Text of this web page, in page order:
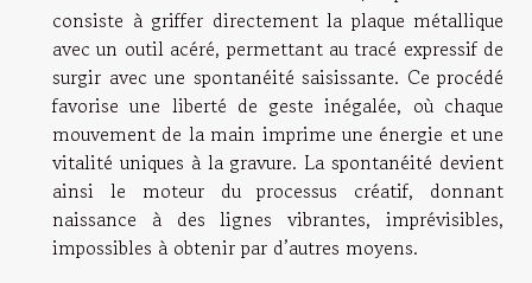
consiste à griffer directement la plaque métallique
avec un outil acéré, permettant au tracé expressif de
surgir avec une spontanéité saisissante. Ce procédé
favorise une liberté de geste inégalée, où chaque
mouvement de la main imprime une énergie et une
vitalité uniques à la gravure. La spontanéité devient
ainsi le moteur du processus créatif, donnant
naissance à des lignes vibrantes, imprévisibles,
impossibles à obtenir par d’autres moyens.